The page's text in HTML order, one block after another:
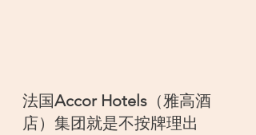
法国Accor Hotels （雅高酒
店）集团就是不按牌理出